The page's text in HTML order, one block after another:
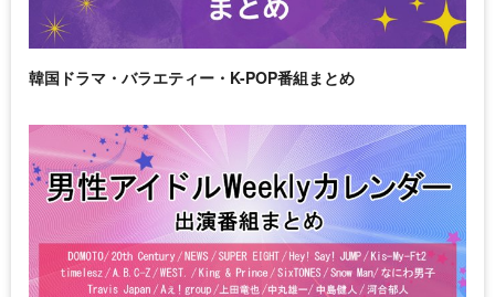
韓国ドラマ・バラエティー・K-POP番組まとめ